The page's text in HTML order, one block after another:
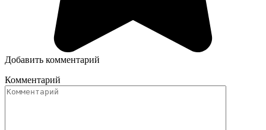
Добавить комментарий
Комментарий